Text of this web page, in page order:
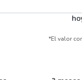
*El valor